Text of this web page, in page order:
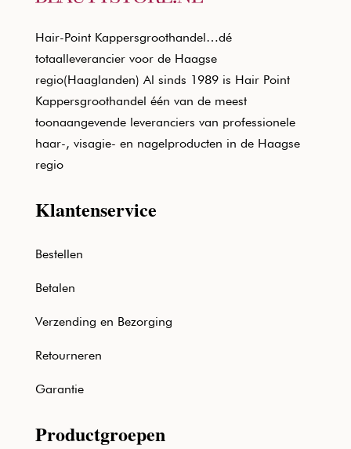
Hair-Point Kappersgroothandel…dé
totaalleverancier voor de Haagse
regio(Haaglanden) Al sinds 1989 is Hair Point
Kappersgroothandel één van de meest
toonaangevende leveranciers van professionele
haar-, visagie- en nagelproducten in de Haagse
regio
Klantenservice
Bestellen
Betalen
Verzending en Bezorging
Retourneren
Garantie
Productgroepen